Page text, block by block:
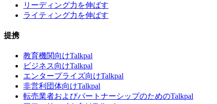
リーディング力を伸ばす
ライティング力を伸ばす
提携
教育機関向けTalkpal
ビジネス向けTalkpal
エンタープライズ向けTalkpal
非営利団体向けTalkpal
転売業者およびパートナーシップのためのTalkpal